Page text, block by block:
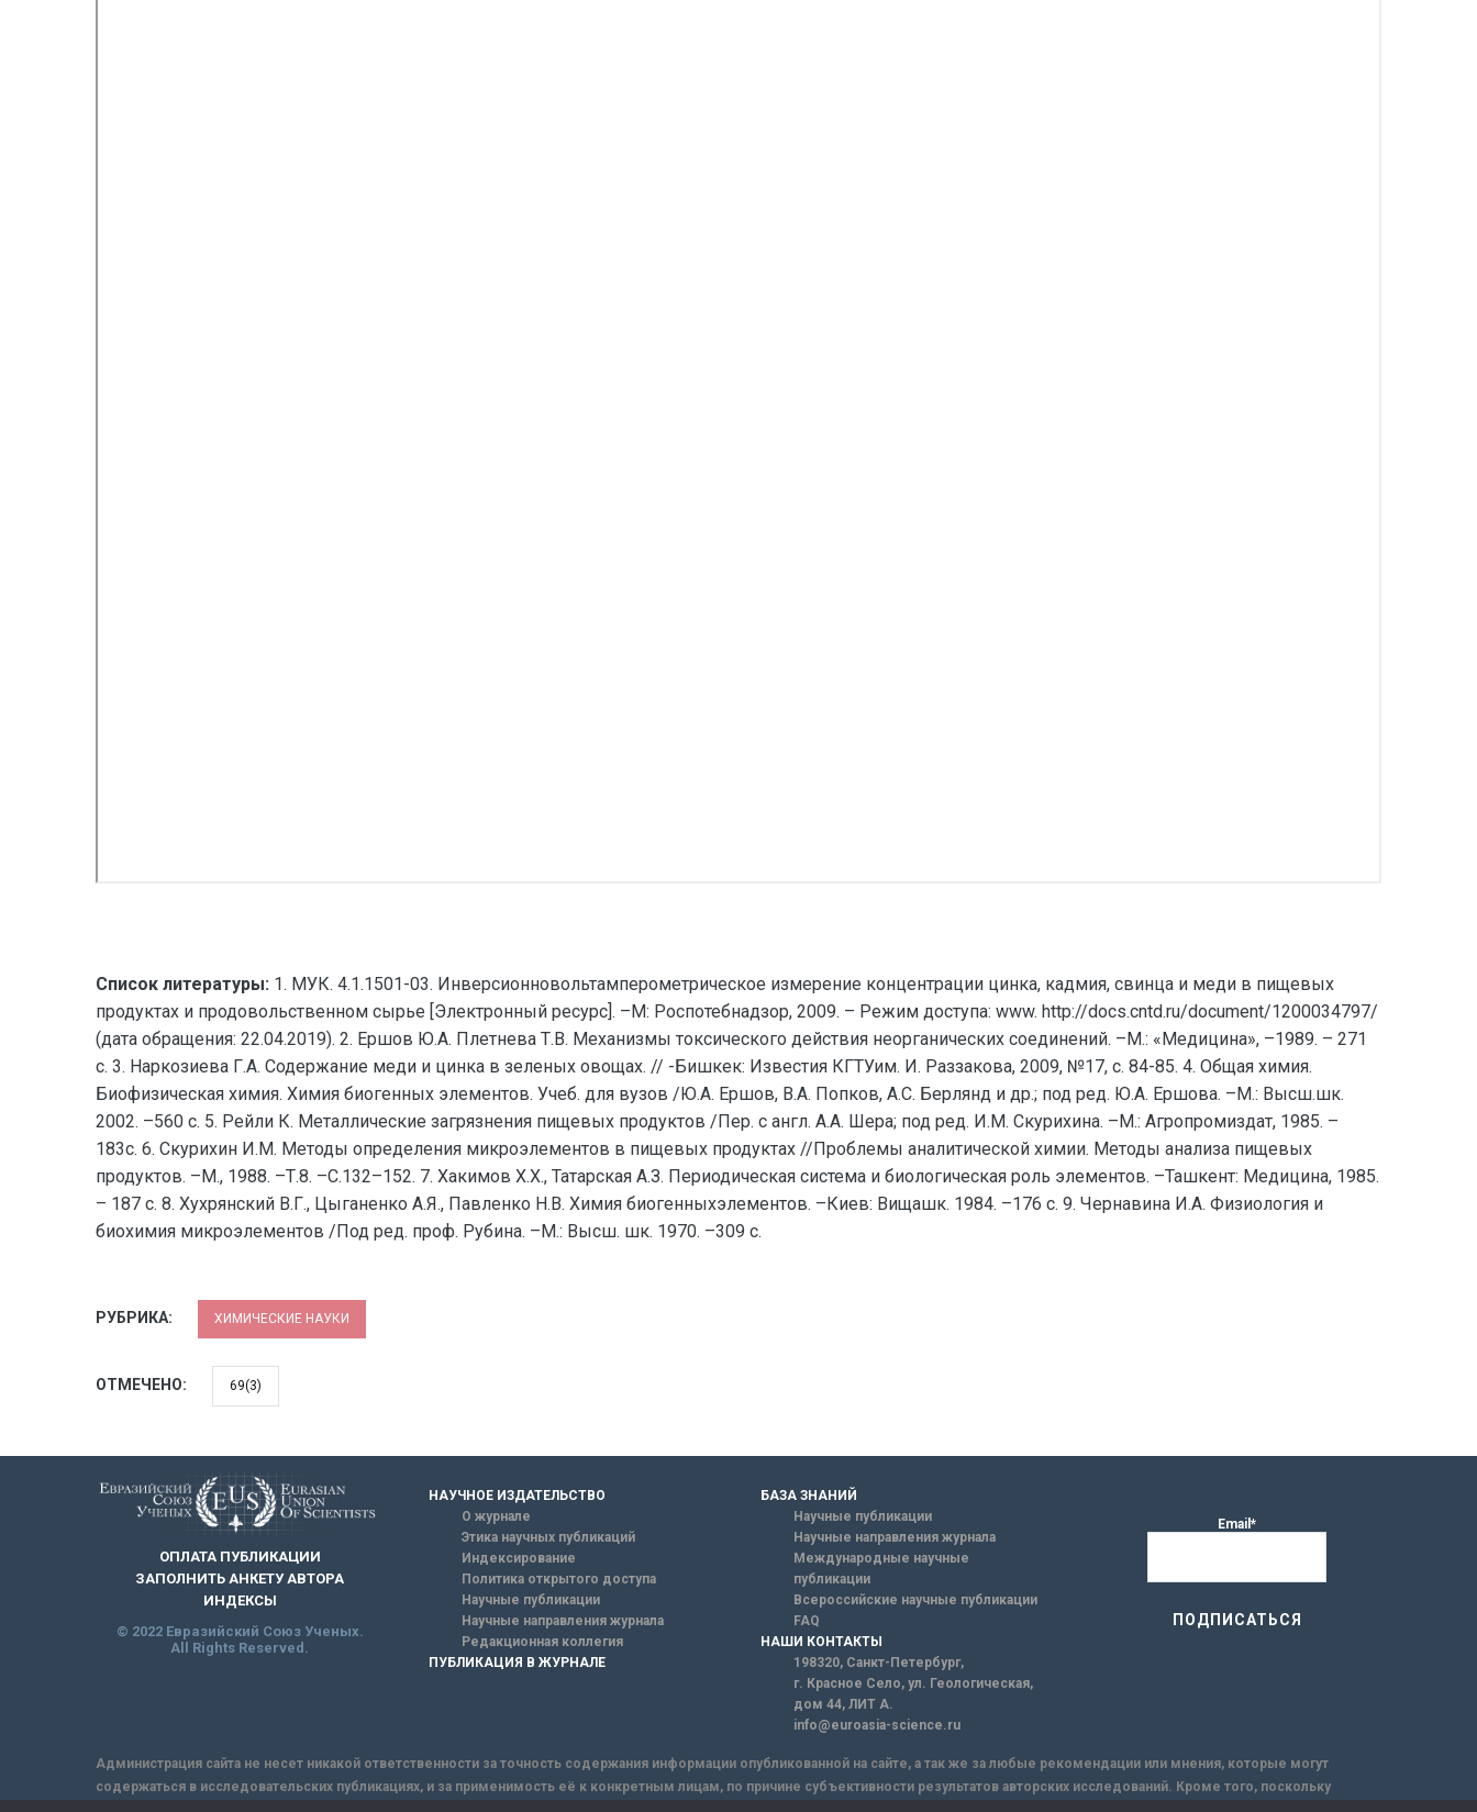
Список литературы: 1. МУК. 4.1.1501-03. Инверсионновольтамперометрическое измерение концентрации цинка, кадмия, свинца и меди в пищевых
продуктах и продовольственном сырье [Электронный ресурс]. –М: Роспотебнадзор, 2009. – Режим доступа: www. http://docs.cntd.ru/document/1200034797/
(дата обращения: 22.04.2019). 2. Ершов Ю.А. Плетнева Т.В. Механизмы токсического действия неорганических соединений. –М.: «Медицина», –1989. – 271
с. 3. Наркозиева Г.А. Содержание меди и цинка в зеленых овощах. // -Бишкек: Известия КГТУим. И. Раззакова, 2009, №17, с. 84-85. 4. Общая химия.
Биофизическая химия. Химия биогенных элементов. Учеб. для вузов /Ю.А. Ершов, В.А. Попков, А.С. Берлянд и др.; под ред. Ю.А. Ершова. –М.: Высш.шк.
2002. –560 с. 5. Рейли К. Металлические загрязнения пищевых продуктов /Пер. с англ. А.А. Шера; под ред. И.М. Скурихина. –М.: Агропромиздат, 1985. –
183с. 6. Скурихин И.М. Методы определения микроэлементов в пищевых продуктах //Проблемы аналитической химии. Методы анализа пищевых
продуктов. –М., 1988. –Т.8. –С.132–152. 7. Хакимов Х.Х., Татарская А.З. Периодическая система и биологическая роль элементов. –Ташкент: Медицина, 1985.
– 187 с. 8. Хухрянский В.Г., Цыганенко А.Я., Павленко Н.В. Химия биогенныхэлементов. –Киев: Вищашк. 1984. –176 с. 9. Чернавина И.А. Физиология и
биохимия микроэлементов /Под ред. проф. Рубина. –М.: Высш. шк. 1970. –309 с.
РУБРИКА: ХИМИЧЕСКИЕ НАУКИ
ОТМЕЧЕНО: 69(3)
ОПЛАТА ПУБЛИКАЦИИ
ЗАПОЛНИТЬ АНКЕТУ АВТОРА
ИНДЕКСЫ
© 2022 Евразийский Союз Ученых.
All Rights Reserved.
НАУЧНОЕ ИЗДАТЕЛЬСТВО
О журнале
Этика научных публикаций
Индексирование
Политика открытого доступа
Научные публикации
Научные направления журнала
Редакционная коллегия
ПУБЛИКАЦИЯ В ЖУРНАЛЕ
БАЗА ЗНАНИЙ
Научные публикации
Научные направления журнала
Международные научные
публикации
Всероссийские научные публикации
FAQ
НАШИ КОНТАКТЫ
198320, Санкт-Петербург,
г. Красное Село, ул. Геологическая,
дом 44, ЛИТ А.
info@euroasia-science.ru
Email*
Администрация сайта не несет никакой ответственности за точность содержания информации опубликованной на сайте, а так же за любые рекомендации или мнения, которые могут
содержаться в исследовательских публикациях, и за применимость её к конкретным лицам, по причине субъективности результатов авторских исследований. Кроме того, поскольку